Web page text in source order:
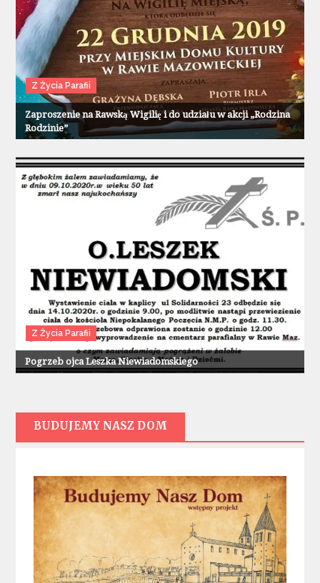
Z Życia Parafii
Zaproszenie na Rawską Wigilię i do udziału w akcji „Rodzina
Rodzinie”
Z Życia Parafii
Pogrzeb ojca Leszka Niewiadomskiego
BUDUJEMY NASZ DOM